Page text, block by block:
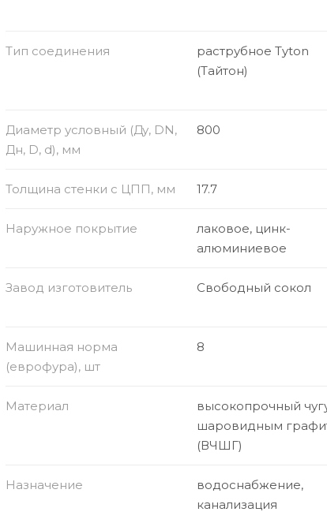
Тип соединения
раструбное Tyton
(Тайтон)
Диаметр условный (Ду, DN,
Дн, D, d), мм
800
Толщина стенки с ЦПП, мм 17.7
Наружное покрытие
лаковое, цинк-
алюминиевое
Завод изготовитель Свободный сокол
Машинная норма
(еврофура), шт
8
Материал
высокопрочный
шаровидным
(ВЧШГ)
Назначение
водоснабжение,
канализация